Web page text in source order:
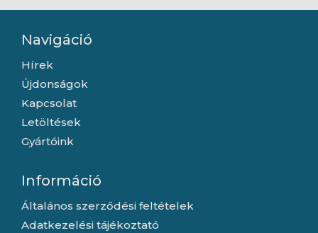
Navigáció
Hírek
Újdonságok
Kapcsolat
Letöltések
Gyártóink
Információ
Általános szerződési feltételek
Adatkezelési tájékoztató